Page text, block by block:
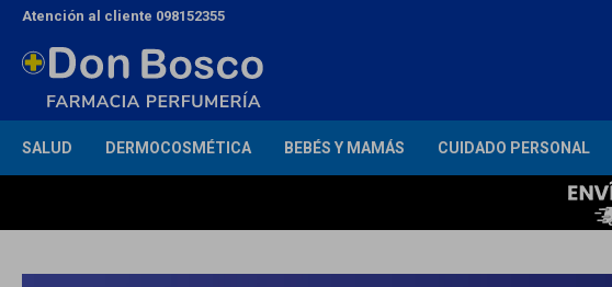
SALUD DERMOCOSMÉTICA BEBÉS Y MAMÁS CUIDADO PERSONAL
Atención al cliente 098152355